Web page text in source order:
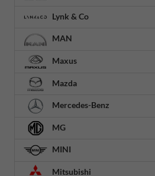
Lynk & Co
MAN
Maxus
Mazda
Mercedes-Benz
MG
MINI
Mitsubishi